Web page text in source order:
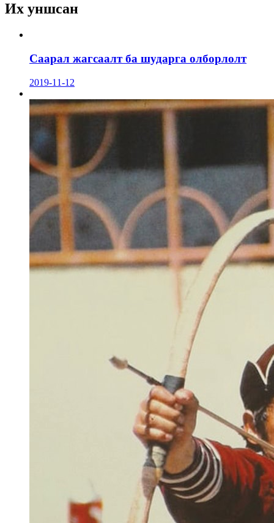
Их уншсан
Саарал жагсаалт ба шударга олборлолт
2019-11-12